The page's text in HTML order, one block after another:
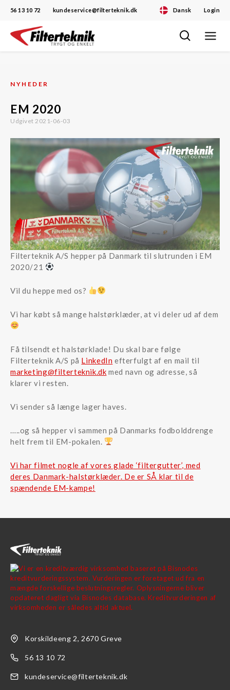
Dansk Login
56 13 10 72 kundeservice@filterteknik.dk
Skip
Toggle
NYHEDER
EM 2020
Udgivet 2021-06-03
Filterteknik A/S hepper på Danmark til slutrunden i EM
2020/21
Vil du heppe med os?
Vi har købt så mange halstørklæder, at vi deler ud af dem
Få tilsendt et halstørklade! Du skal bare følge
Filterteknik A/S på LinkedIn efterfulgt af en mail til
marketing@filterteknik.dk med navn og adresse, så
klarer vi resten.
Vi sender så længe lager haves.
…..og så hepper vi sammen på Danmarks fodbolddrenge
helt frem til EM-pokalen.
Vi har filmet nogle af vores glade ‘filtergutter’, med
deres Danmark-halstørklæder. De er SÅ klar til de
spændende EM-kampe!
Korskildeeng 2, 2670 Greve
56 13 10 72
kundeservice@filterteknik.dk